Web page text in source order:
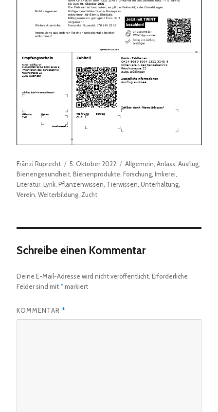
Autor
Fränzi Ruprecht
Veröffentlicht
am
5. Oktober 2022 Kategorien
Allgemein ,Anlass ,Ausflug
Bienengesundheit ,Bienenprodukte ,Forschung ,Imkerei
Literatur ,Lyrik ,Pflanzenwissen Tierwissen ,Unterhaltung
Verein ,Weiterbildung Zucht
Schreibe einen Kommentar
Deine E-Mail-Adresse wird nicht veröffentlicht. Erforderliche
Felder sind mit *markiert
KOMMENTAR *